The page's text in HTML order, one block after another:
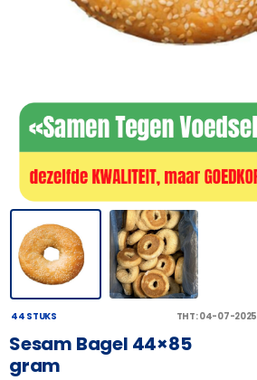
44 STUKS THT: 04-07-2025
Sesam Bagel 44×85
gram